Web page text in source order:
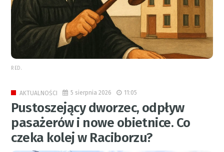
RED.
AKTUALNOŚCI 5 sierpnia 2026 11:05
Pustoszejący dworzec, odpływ
pasażerów i nowe obietnice. Co
czeka kolej w Raciborzu?